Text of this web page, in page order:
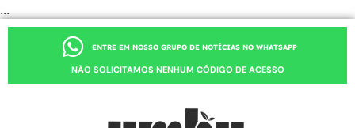
...
ENTRE EM NOSSO GRUPO DE NOTÍCIAS NO WHATSAPP
NÃO SOLICITAMOS NENHUM CÓDIGO DE ACESSO